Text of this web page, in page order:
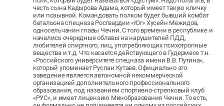
честь сына Кадырова Адама, который имеет такую кличку
или позывной. Командовать полком будет бывший комбат
батальона спецназа Росгвардии «Юг» Хусейн Межидов,
односельчанин главы Чечни. С того времени в республике и
начались очередные облавы на нарушителей ПДД,
любителей спиртного, лиц, употребляющих психотропные
вещества и т.д. Что касается действующего в Гудермесе т.н.
«Российского университете спецназа имени В.В. Путина»,
который упоминает Руслан Кутаев. Официально это
заведение является автономной некоммерческой
организацией дополнительного профессионального
образования, под названием спортивно-стрелковый клуб
«РУС», и имеет лицензию Минобразования Чечни. То есть,